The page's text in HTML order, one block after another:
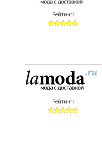
Рейтинг:
Рейтинг: